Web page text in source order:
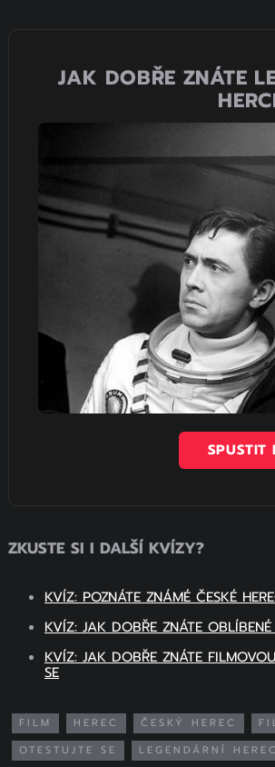
JAK DOBŘE ZNÁTE
SPUSTIT
ZKUSTE SI I DALŠÍ KVÍZY?
KVÍZ: POZNÁTE ZNÁMÉ ČESKÉ
KVÍZ: JAK DOBŘE ZNÁTE
KVÍZ: JAK DOBŘE ZNÁTE
SE
FILM HEREC ČESKÝ HEREC
OTESTUJTE SE
LEGENDÁRNÍ HEREC